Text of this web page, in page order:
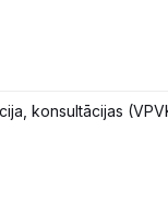
konsultācijas